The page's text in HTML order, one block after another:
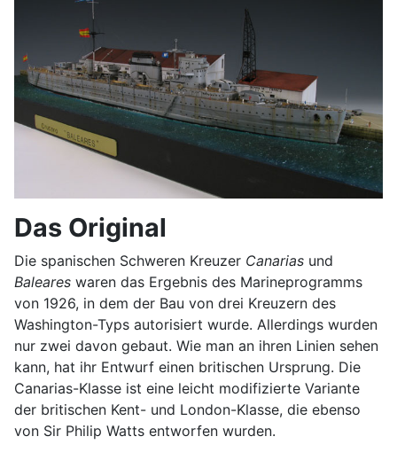
Das Original
Die spanischen Schweren Kreuzer Canarias und
Baleares waren das Ergebnis des Marineprogramms
von 1926, in dem der Bau von drei Kreuzern des
Washington-Typs autorisiert wurde. Allerdings wurden
nur zwei davon gebaut. Wie man an ihren Linien sehen
kann, hat ihr Entwurf einen britischen Ursprung. Die
Canarias-Klasse ist eine leicht modifizierte Variante
der britischen Kent- und London-Klasse, die ebenso
von Sir Philip Watts entworfen wurden.